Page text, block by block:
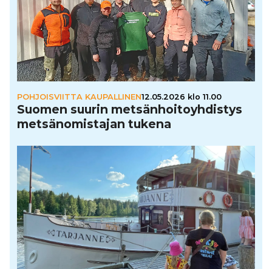
POHJOISVIITTA KAUPALLINEN12.05.2026 klo 11.00
Suomen suurin met­sän­hoi­to­yh­dis­tys
met­sä­no­mis­ta­jan tukena